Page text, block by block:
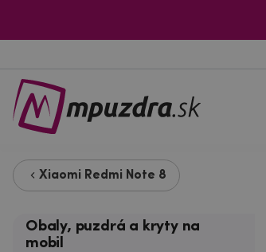
Xiaomi Redmi Note 8
Obaly, puzdrá a kryty na
mobil